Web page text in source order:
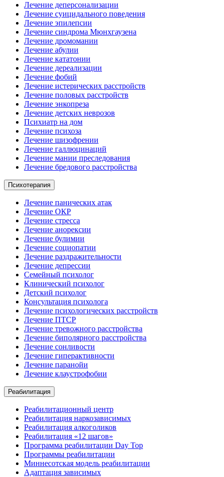
Лечение деперсонализации
Лечение суицидального поведения
Лечение эпилепсии
Лечение синдрома Мюнхгаузена
Лечение дромомании
Лечение абулии
Лечение кататонии
Лечение дереализации
Лечение фобий
Лечение истерических расстройств
Лечение половых расстройств
Лечение энкопреза
Лечение детских неврозов
Психиатр на дом
Лечение психоза
Лечение шизофрении
Лечение галлюцинаций
Лечение мании преследования
Лечение бредового расстройства
Психотерапия
Лечение панических атак
Лечение ОКР
Лечение стресса
Лечение анорексии
Лечение булимии
Лечение социопатии
Лечение раздражительности
Лечение депрессии
Семейный психолог
Клинический психолог
Детский психолог
Консультация психолога
Лечение психологических расстройств
Лечение ПТСР
Лечение тревожного расстройства
Лечение биполярного расстройства
Лечение сонливости
Лечение гиперактивности
Лечение паранойи
Лечение клаустрофобии
Реабилитация
Реабилитационный центр
Реабилитация наркозависимых
Реабилитация алкоголиков
Реабилитация «12 шагов»
Программа реабилитации Day Top
Программы реабилитации
Миннесотская модель реабилитации
Адаптация зависимых